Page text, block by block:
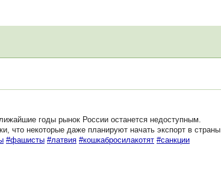
годы рынок России останется недоступным.
что некоторые даже планируют начать экспорт в страны
#фашисты #латвия #кошкабросилакотят #санкции